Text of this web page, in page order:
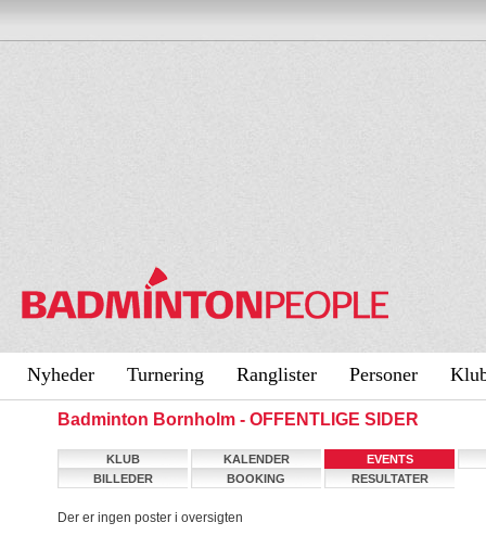
Nyheder Turnering Ranglister Personer
Badminton Bornholm - OFFENTLIGE SIDER
KLUB KALENDER
EVENTS
BILLEDER
BOOKING RESULTATER
Der er ingen poster i oversigten